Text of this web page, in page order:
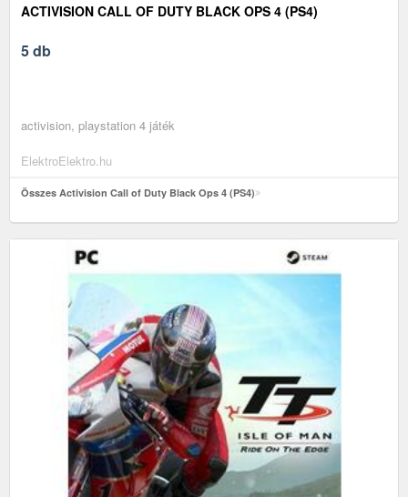
ACTIVISION CALL OF DUTY BLACK OPS 4 (PS4)
5 db
activision, playstation 4 játék
ElektroElektro.hu
Összes Activision Call of Duty Black Ops 4 (PS4)